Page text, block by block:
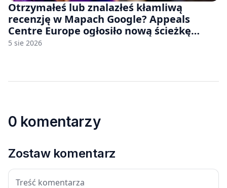
Otrzymałeś lub znalazłeś kłamliwą
recenzję w Mapach Google? Appeals
Centre Europe ogłosiło nową ścieżkę
odwoławczą dla firm i konsumentów
5 sie 2026
0 komentarzy
Zostaw komentarz